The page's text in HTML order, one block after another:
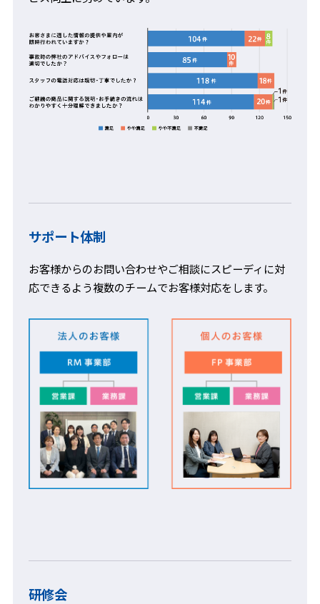
サポート体制
お客様からのお問い合わせやご相談にスピーディに対
応できるよう複数のチームでお客様対応をします。
研修会